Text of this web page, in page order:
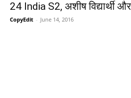
24 India S2, अशीष विद्यार्थी और
CopyEdit - June 14, 2016